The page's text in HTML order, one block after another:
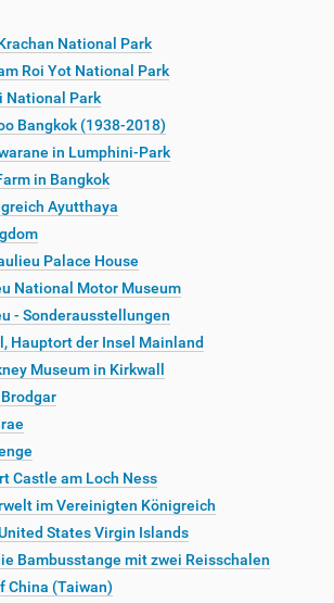
National Park
Roi Yot National Park
National Park
Bangkok (1938-2018)
in Lumphini-Park
in Bangkok
Ayutthaya
Palace House
National Motor Museum
- Sonderausstellungen
Hauptort der Insel Mainland
Museum in Kirkwall
Castle am Loch Ness
im Vereinigten Königreich
States Virgin Islands
Bambusstange mit zwei Reisschalen
China (Taiwan)